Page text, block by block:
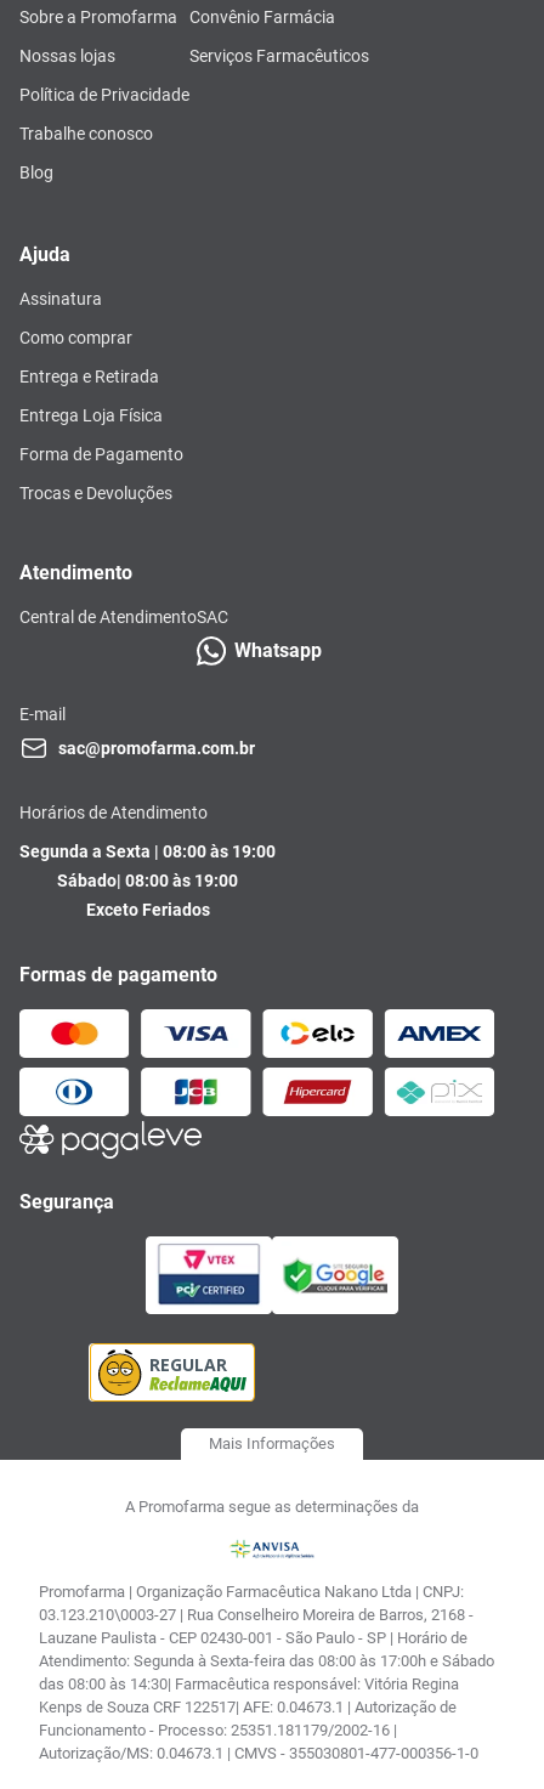
Sobre a Promofarma
Nossas lojas
Política de Privacidade
Trabalhe conosco
Blog
Convênio Farmácia
Serviços Farmacêuticos
Ajuda
Assinatura
Como comprar
Entrega e Retirada
Entrega Loja Física
Forma de Pagamento
Trocas e Devoluções
Atendimento
Central de AtendimentoSAC
Whatsapp
E-mail
sac@promofarma.com.br
Horários de Atendimento
Segunda a Sexta | 08:00 às 19:00
Sábado| 08:00 às 19:00
Exceto Feriados
Formas de pagamento
Segurança
Mais Informações
A Promofarma segue as determinações da
Promofarma | Organização Farmacêutica Nakano Ltda | CNPJ:
03.123.210\0003-27 | Rua Conselheiro Moreira de Barros, 2168 -
Lauzane Paulista - CEP 02430-001 - São Paulo - SP | Horário de
Atendimento: Segunda à Sexta-feira das 08:00 às 17:00h e Sábado
das 08:00 às 14:30| Farmacêutica responsável: Vitória Regina
Kenps de Souza CRF 122517| AFE: 0.04673.1 | Autorização de
Funcionamento - Processo: 25351.181179/2002-16 |
Autorização/MS: 0.04673.1 | CMVS - 355030801-477-000356-1-0